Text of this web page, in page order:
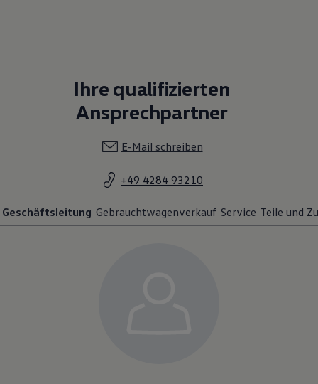
Ihre qualifizierten
Ansprechpartner
E-Mail schreiben
+49 4284 93210
Geschäftsleitung Gebrauchtwagenverkauf Service Teile und